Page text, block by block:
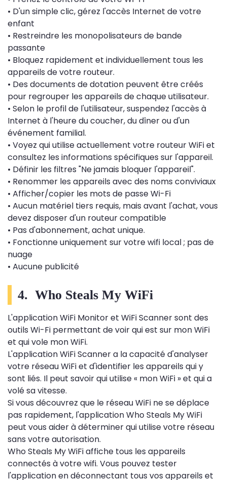
• D'un simple clic, gérez l'accès Internet de votre
enfant
• Restreindre les monopolisateurs de bande
passante
• Bloquez rapidement et individuellement tous les
appareils de votre routeur.
• Des documents de dotation peuvent être créés
pour regrouper les appareils de chaque utilisateur.
• Selon le profil de l'utilisateur, suspendez l'accès à
Internet à l'heure du coucher, du dîner ou d'un
événement familial.
• Voyez qui utilise actuellement votre routeur WiFi et
consultez les informations spécifiques sur l'appareil.
• Définir les filtres "Ne jamais bloquer l'appareil".
• Renommer les appareils avec des noms conviviaux
• Afficher/copier les mots de passe Wi-Fi
• Aucun matériel tiers requis, mais avant l'achat, vous
devez disposer d'un routeur compatible
• Pas d'abonnement, achat unique.
• Fonctionne uniquement sur votre wifi local ; pas de
nuage
• Aucune publicité
4. Who Steals My WiFi
L'application WiFi Monitor et WiFi Scanner sont des
outils Wi-Fi permettant de voir qui est sur mon WiFi
et qui vole mon WiFi.
L'application WiFi Scanner a la capacité d'analyser
votre réseau WiFi et d'identifier les appareils qui y
sont liés. Il peut savoir qui utilise « mon WiFi » et qui a
volé sa vitesse.
Si vous découvrez que le réseau WiFi ne se déplace
pas rapidement, l'application Who Steals My WiFi
peut vous aider à déterminer qui utilise votre réseau
sans votre autorisation.
Who Steals My WiFi affiche tous les appareils
connectés à votre wifi. Vous pouvez tester
l'application en déconnectant tous vos appareils et